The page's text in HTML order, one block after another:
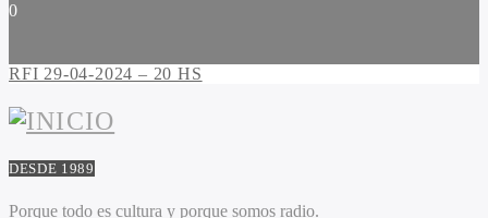
0
RFI 29-04-2024 – 20 HS
DESDE 1989
Porque todo es cultura y porque somos radio.